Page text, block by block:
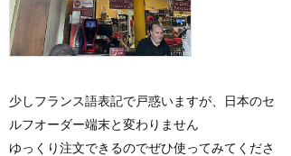
少しフランス語表記で戸惑いますが、日本のセ
ルフオーダー端末と変わりません
ゆっくり注文できるのでぜひ使ってみてくださ